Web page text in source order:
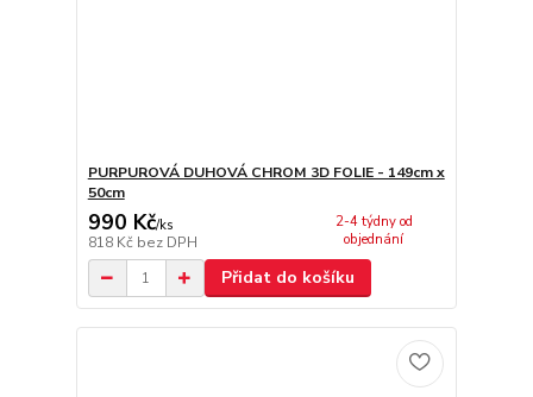
PURPUROVÁ DUHOVÁ CHROM 3D FOLIE - 149cm x
50cm
990 Kč/ks
818 Kč bez DPH
2-4 týdny od
objednání
Přidat do košíku